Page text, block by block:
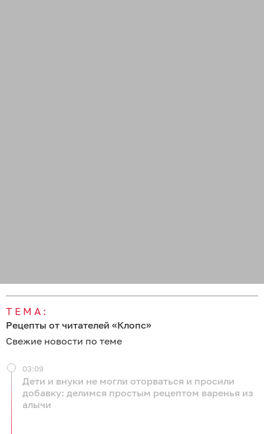
ТЕМА:
Рецепты от читателей «Клопс»
Свежие новости по теме
Дети и внуки не могли оторваться и просили
добавку: делимся простым рецептом варенья из
алычи
03:09